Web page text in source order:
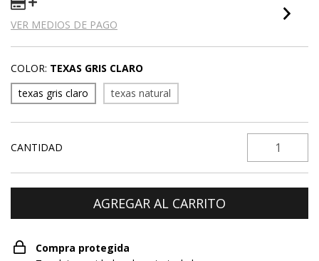
VER MEDIOS DE PAGO
COLOR: TEXAS GRIS CLARO
texas gris claro
texas natural
CANTIDAD
Compra protegida